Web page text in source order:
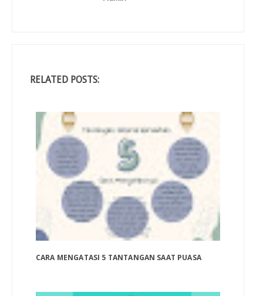
RELATED POSTS:
CARA MENGATASI 5 TANTANGAN SAAT PUASA